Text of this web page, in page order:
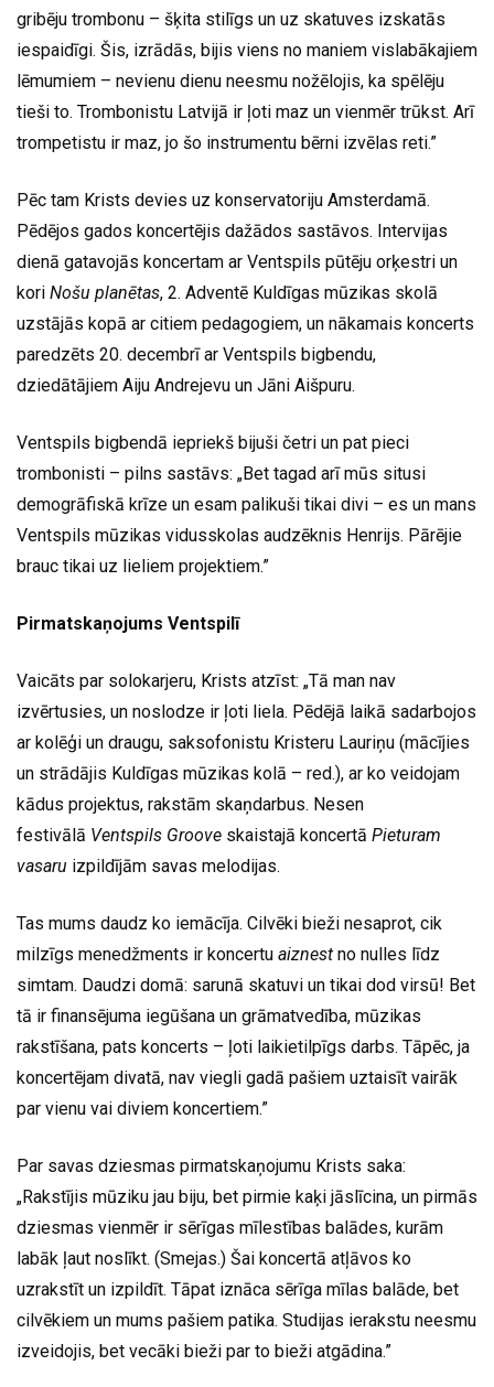
gribēju trombonu – šķita stilīgs un uz skatuves izskatās
iespaidīgi. Šis, izrādās, bijis viens no maniem vislabākajiem
lēmumiem – nevienu dienu neesmu nožēlojis, ka spēlēju
tieši to. Trombonistu Latvijā ir ļoti maz un vienmēr trūkst. Arī
trompetistu ir maz, jo šo instrumentu bērni izvēlas reti.”
Pēc tam Krists devies uz konservatoriju Amsterdamā.
Pēdējos gados koncertējis dažādos sastāvos. Intervijas
dienā gatavojās koncertam ar Ventspils pūtēju orķestri un
kori Nošu planētas, 2. Adventē Kuldīgas mūzikas skolā
uzstājās kopā ar citiem pedagogiem, un nākamais koncerts
paredzēts 20. decembrī ar Ventspils bigbendu,
dziedātājiem Aiju Andrejevu un Jāni Aišpuru.
Ventspils bigbendā iepriekš bijuši četri un pat pieci
trombonisti – pilns sastāvs: „Bet tagad arī mūs situsi
demogrāfiskā krīze un esam palikuši tikai divi – es un mans
Ventspils mūzikas vidusskolas audzēknis Henrijs. Pārējie
brauc tikai uz lieliem projektiem.”
Pirmatskaņojums Ventspilī
Vaicāts par solokarjeru, Krists atzīst: „Tā man nav
izvērtusies, un noslodze ir ļoti liela. Pēdējā laikā sadarbojos
ar kolēģi un draugu, saksofonistu Kristeru Lauriņu (mācījies
un strādājis Kuldīgas mūzikas kolā – red.), ar ko veidojam
kādus projektus, rakstām skaņdarbus. Nesen
festivālā Ventspils Groove skaistajā koncertā Pieturam
vasaru izpildījām savas melodijas.
Tas mums daudz ko iemācīja. Cilvēki bieži nesaprot, cik
milzīgs menedžments ir koncertu aiznest no nulles līdz
simtam. Daudzi domā: sarunā skatuvi un tikai dod virsū! Bet
tā ir finansējuma iegūšana un grāmatvedība, mūzikas
rakstīšana, pats koncerts – ļoti laikietilpīgs darbs. Tāpēc, ja
koncertējam divatā, nav viegli gadā pašiem uztaisīt vairāk
par vienu vai diviem koncertiem.”
Par savas dziesmas pirmatskaņojumu Krists saka:
„Rakstījis mūziku jau biju, bet pirmie kaķi jāslīcina, un pirmās
dziesmas vienmēr ir sērīgas mīlestības balādes, kurām
labāk ļaut noslīkt. (Smejas.) Šai koncertā atļāvos ko
uzrakstīt un izpildīt. Tāpat iznāca sērīga mīlas balāde, bet
cilvēkiem un mums pašiem patika. Studijas ierakstu neesmu
izveidojis, bet vecāki bieži par to bieži atgādina.”